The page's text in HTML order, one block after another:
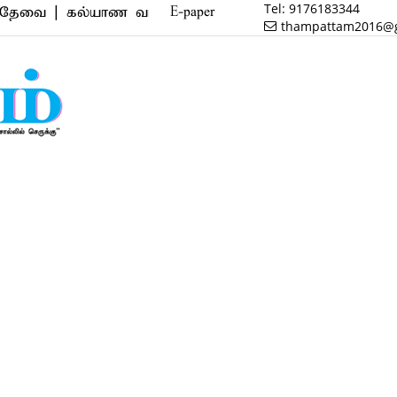
கல்யாண வரன் | மருத்துவம் | வணிகம் | பைனான்ஸ் |
E-paper Tel: 9176183344